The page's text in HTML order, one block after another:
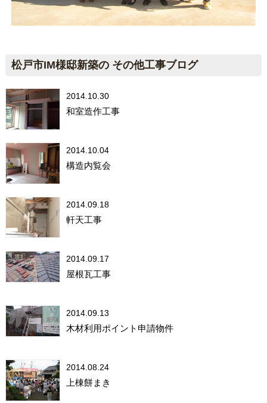
松戸市IM様邸新築の その他工事ブログ
2014.10.30
和室造作工事
2014.10.04
構造内覧会
2014.09.18
軒天工事
2014.09.17
屋根瓦工事
2014.09.13
木材利用ポイント申請物件
2014.08.24
上棟餅まき